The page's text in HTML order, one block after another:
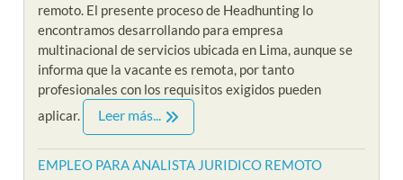
remoto. El presente proceso de Headhunting lo
encontramos desarrollando para empresa
multinacional de servicios ubicada en Lima, aunque se
informa que la vacante es remota, por tanto
profesionales con los requisitos exigidos pueden
aplicar.
Leer más...
EMPLEO PARA ANALISTA JURIDICO REMOTO